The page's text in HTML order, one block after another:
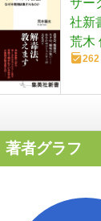
サー
社新
荒木
262
著者グラフ